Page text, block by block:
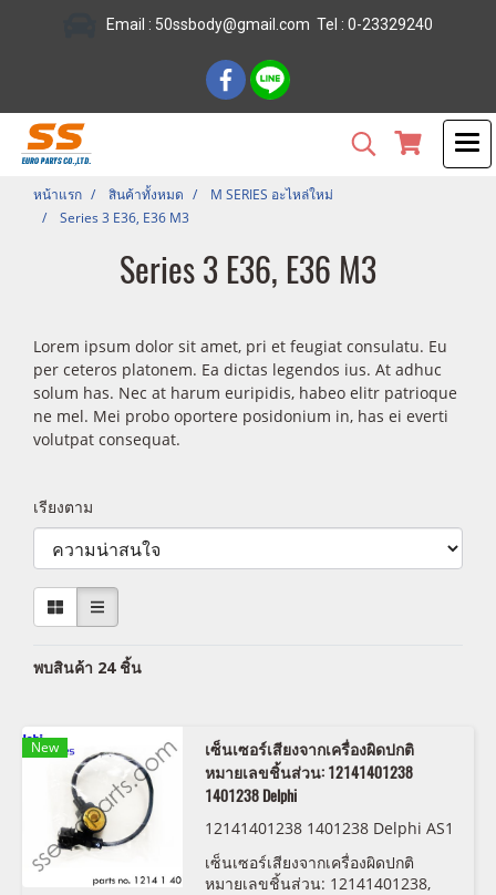
Email : 50ssbody@gmail.com Tel : 0-23329240
หน้าแรก สินค้าทั้งหมด
M SERIES อะไหล่ใหม่
Series 3 E36, E36 M3
Series 3 E36, E36 M3
Lorem ipsum dolor sit amet, pri et feugiat consulatu. Eu
per ceteros platonem. Ea dictas legendos ius. At adhuc
solum has. Nec at harum euripidis, habeo elitr patrioque
ne mel. Mei probo oportere posidonium in, has ei everti
volutpat consequat.
เรียงตาม
พบสินค้า 24 ชิ้น
New
เซ็นเซอร์เสียงจากเครื่องผิดปกติ
หมายเลขชิ้นส่วน: 12141401238
1401238 Delphi
12141401238 1401238 Delphi AS1
0224
เซ็นเซอร์เสียงจากเครื่องผิดปกติ
หมายเลขชิ้นส่วน: 12141401238,